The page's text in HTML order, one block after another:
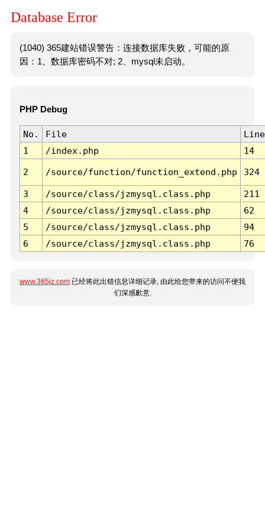
Database Error
(1040) 365建站错误警告：连接数据库失败，可能的原
因：1、数据库密码不对; 2、mysql未启动。
PHP Debug
No. File
Line
1
/index.php 14
2 /source/function/function_extend.php 324
3 /source/class/jzmysql.class.php
211
4
/source/class/jzmysql.class.php
62
5
/source/class/jzmysql.class.php
94
6
/source/class/jzmysql.class.php 76
www.365jz.com 已经将此出错信息详细记录, 由此给您带来的访问不便我
们深感歉意.